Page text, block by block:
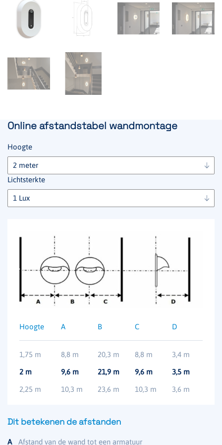
Online afstandstabel wandmontage
Hoogte
Lichtsterkte
Hoogte A B C D
1,75 m 8,8 m 20,3 m 8,8 m 3,4 m
2 m 9,6 m 21,9 m 9,6 m 3,5 m
2,25 m 10,3 m 23,6 m 10,3 m 3,6 m
Dit betekenen de afstanden
A Afstand van de wand tot een armatuur